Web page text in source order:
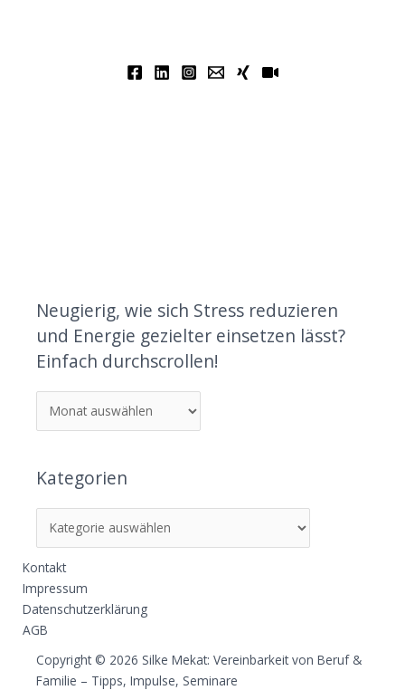
Neugierig, wie sich Stress reduzieren
und Energie gezielter einsetzen lässt?
Einfach durchscrollen!
Kategorien
Kontakt
Impressum
Datenschutzerklärung
AGB
Copyright © 2026 Silke Mekat: Vereinbarkeit von Beruf &
Familie – Tipps, Impulse, Seminare